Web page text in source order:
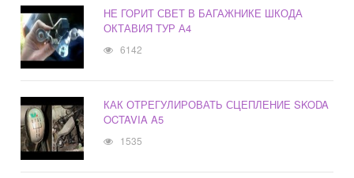
НЕ ГОРИТ СВЕТ В БАГАЖНИКЕ ШКОДА
ОКТАВИЯ ТУР А4
6142
КАК ОТРЕГУЛИРОВАТЬ СЦЕПЛЕНИЕ SKODA
OCTAVIA A5
1535